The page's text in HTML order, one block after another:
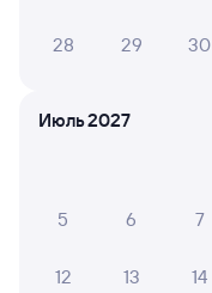
28 29 30
Июль 2027
5 6 7
12 13 14